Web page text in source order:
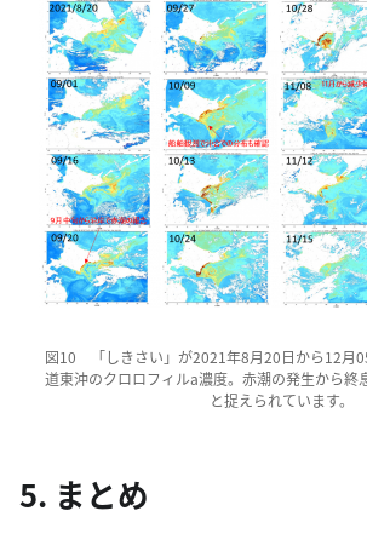
図10 「しきさい」が2021年8月20日から12月
道東沖のクロロフィルa濃度。赤潮の発生から終
と捉えられています。
5. まとめ